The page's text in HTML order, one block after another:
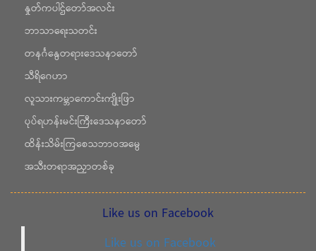
နှုတ်ကပါဌ်တော်အလင်း
ဘာသာရေးသတင်း
တနင်္ဂနွေတရားဒေသနာတော်
သီရိဂေဟာ
လူသားကမ္ဘာကောင်းကျိုးဖြာ
ပုပ်ရဟန်းမင်းကြီးဒေသနာတော်
ထိန်းသိမ်းကြစေသဘာဝအမွေ
အသီးတရာအညှာတစ်ခု
Like us on Facebook
Like us on Facebook